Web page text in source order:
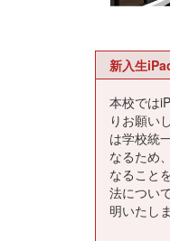
新入生
本校では
りお願い
は学校統
なるため
なること
法につい
明いたし